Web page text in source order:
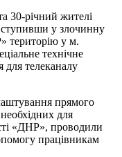
30-річний жителі
у злочинну
територію у м.
технічне
для телеканалу
прямого
для
«ДНР», проводили
працівникам